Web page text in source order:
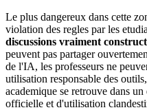
Le plus dangereux dans cette
violation des regles par les
discussions vraiment
peuvent pas partager
de l'IA, les professeurs ne
utilisation responsable des
academique se retrouve dans
officielle et d'utilisation